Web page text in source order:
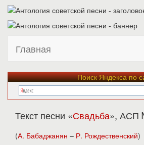
Главная
Поиск Яндекса по
Текст песни «Свадьба», АСП
(А. Бабаджанян – Р. Рождественский)